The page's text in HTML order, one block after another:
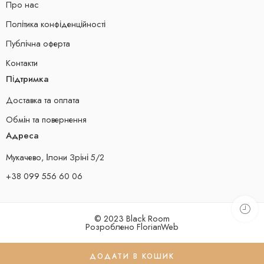
Про нас
Політика конфіденційності
Публічна оферта
Контакти
Підтримка
Доставка та оплата
Обмін та повернення
Адреса
Мукачево, Ілони Зріні 5/2
+38 099 556 60 06
© 2023 Black Room
Розроблено FlorianWeb
ДОДАТИ В КОШИК